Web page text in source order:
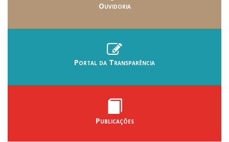
Ouvidoria
Portal da Transparência
Publicações